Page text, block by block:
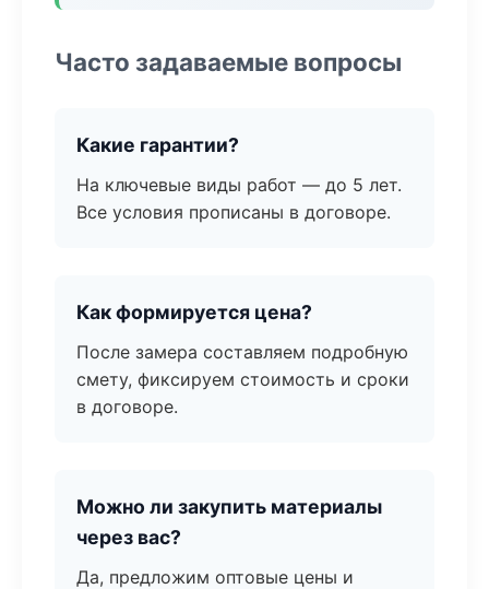
Часто задаваемые вопросы
Какие гарантии?
На ключевые виды работ — до 5 лет.
Все условия прописаны в договоре.
Как формируется цена?
После замера составляем подробную
смету, фиксируем стоимость и сроки
в договоре.
Можно ли закупить материалы
через вас?
Да, предложим оптовые цены и